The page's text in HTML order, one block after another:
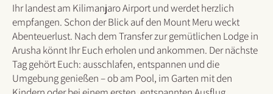
Ihr landest am Kilimanjaro Airport und werdet herzlich
empfangen. Schon der Blick auf den Mount Meru weckt
Abenteuerlust. Nach dem Transfer zur gemütlichen Lodge in
Arusha könnt Ihr Euch erholen und ankommen. Der nächste
Tag gehört Euch: ausschlafen, entspannen und die
Umgebung genießen – ob am Pool, im Garten mit den